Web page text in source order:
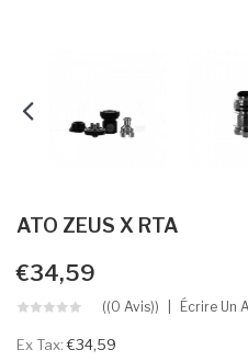
ATO ZEUS X RTA
€34,59
((0 Avis)) Écrire Un
Ex Tax:€34,59